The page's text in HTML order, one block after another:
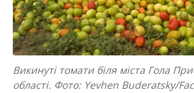
Викинуті томати біля міста Гола
області. Фото: Yevhen Buderatsky/